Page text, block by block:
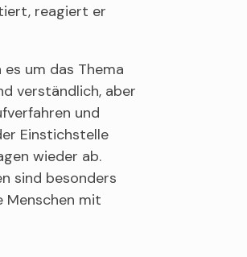
reagiert er
um das Thema
verständlich, aber
und
Einstichstelle
wieder ab.
sind besonders
Menschen mit